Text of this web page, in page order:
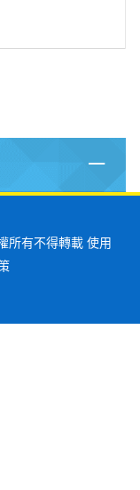
所有不得轉載 使用